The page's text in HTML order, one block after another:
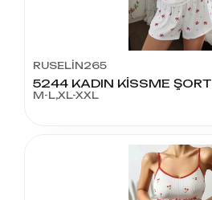
RUSELİN265
5244 KADIN KİSSME ŞORT
M-L,XL-XXL